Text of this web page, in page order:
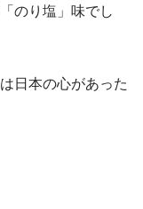
のり塩」味でし
日本の心があった